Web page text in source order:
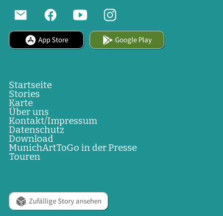
App Store Google Play
Startseite
Stories
Karte
Über uns
Kontakt/Impressum
Datenschutz
Download
MunichArtToGo in der Presse
Touren
Zufällige Story ansehen